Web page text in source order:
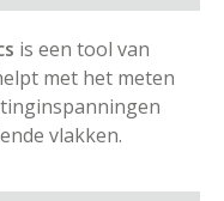
is een tool van
met het meten
vlakken.